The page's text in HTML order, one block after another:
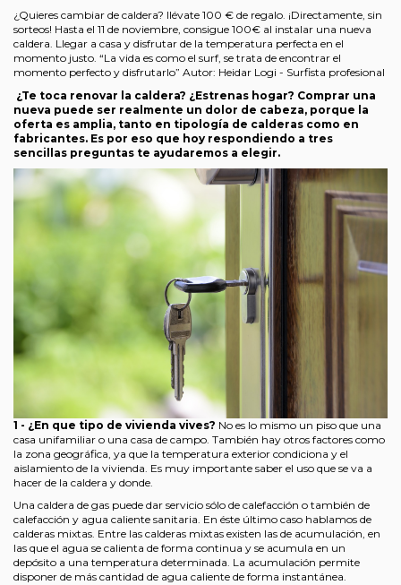
¿Quieres cambiar de caldera? llévate 100 € de regalo. ¡Directamente, sin
sorteos! Hasta el 11 de noviembre, consigue 100€ al instalar una nueva
caldera. Llegar a casa y disfrutar de la temperatura perfecta en el
momento justo. “La vida es como el surf, se trata de encontrar el
momento perfecto y disfrutarlo” Autor: Heidar Logi - Surfista profesional
¿Te toca renovar la caldera? ¿Estrenas hogar? Comprar una
nueva puede ser realmente un dolor de cabeza, porque la
oferta es amplia, tanto en tipología de calderas como en
fabricantes. Es por eso que hoy respondiendo a tres
sencillas preguntas te ayudaremos a elegir.
1 - ¿En que tipo de vivienda vives? No es lo mismo un piso que una
casa unifamiliar o una casa de campo. También hay otros factores como
la zona geográfica, ya que la temperatura exterior condiciona y el
aislamiento de la vivienda. Es muy importante saber el uso que se va a
hacer de la caldera y donde.
Una caldera de gas puede dar servicio sólo de calefacción o también de
calefacción y agua caliente sanitaria. En éste último caso hablamos de
calderas mixtas. Entre las calderas mixtas existen las de acumulación, en
las que el agua se calienta de forma continua y se acumula en un
depósito a una temperatura determinada. La acumulación permite
disponer de más cantidad de agua caliente de forma instantánea.